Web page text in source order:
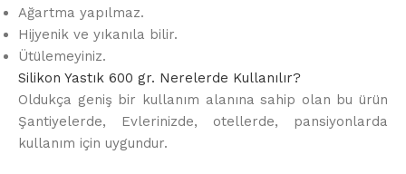
Ağartma yapılmaz.
Hijyenik ve yıkanıla bilir.
Ütülemeyiniz.
Silikon Yastık 600 gr. Nerelerde Kullanılır?
Oldukça geniş bir kullanım alanına sahip olan bu ürün
Şantiyelerde, Evlerinizde, otellerde, pansiyonlarda
kullanım için uygundur.